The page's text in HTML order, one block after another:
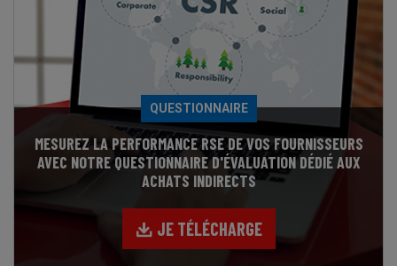
QUESTIONNAIRE
MESUREZ LA PERFORMANCE RSE DE VOS FOURNISSEURS
AVEC NOTRE QUESTIONNAIRE D'ÉVALUATION DÉDIÉ AUX
ACHATS INDIRECTS
JE TÉLÉCHARGE